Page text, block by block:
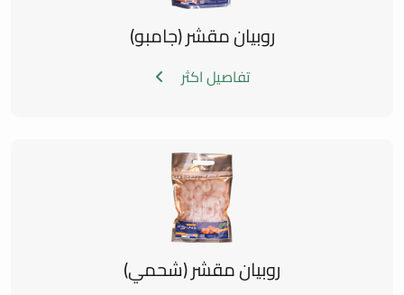
روبيان مقشر (جامبو)
تفاصيل اكثر
روبيان مقشر (شحمي)